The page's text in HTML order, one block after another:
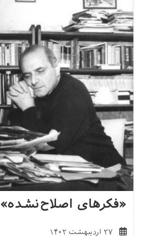
«فکرهای اصلاح‌نشده»
نوشته۲۷ اردیبهشت ۱۴۰۲